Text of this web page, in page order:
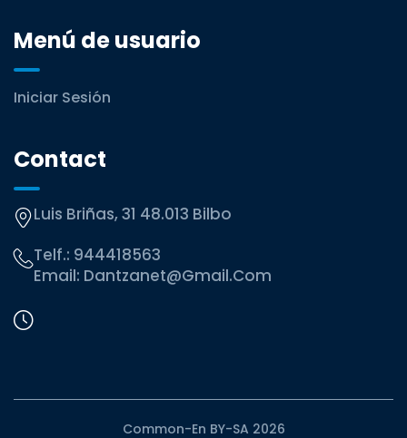
Menú de usuario
Iniciar Sesión
Contact
Luis Briñas, 31 48.013 Bilbo
Telf.: 944418563
Email: Dantzanet@gmail.com
Common-En BY-SA 2026